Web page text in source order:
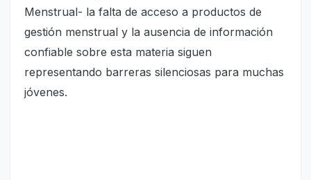
Menstrual- la falta de acceso a productos de
gestión menstrual y la ausencia de información
confiable sobre esta materia siguen
representando barreras silenciosas para muchas
jóvenes.